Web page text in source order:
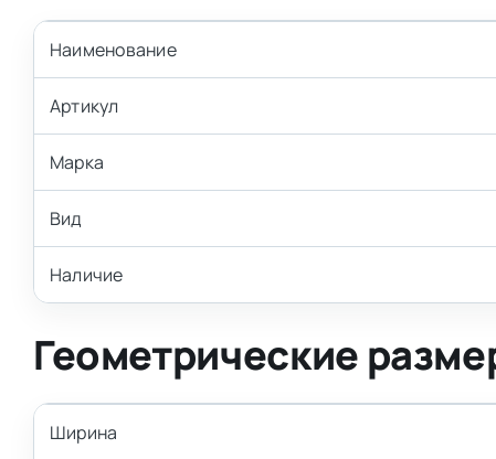
Наименование
Артикул
Марка
Вид
Наличие
Геометрические
Ширина